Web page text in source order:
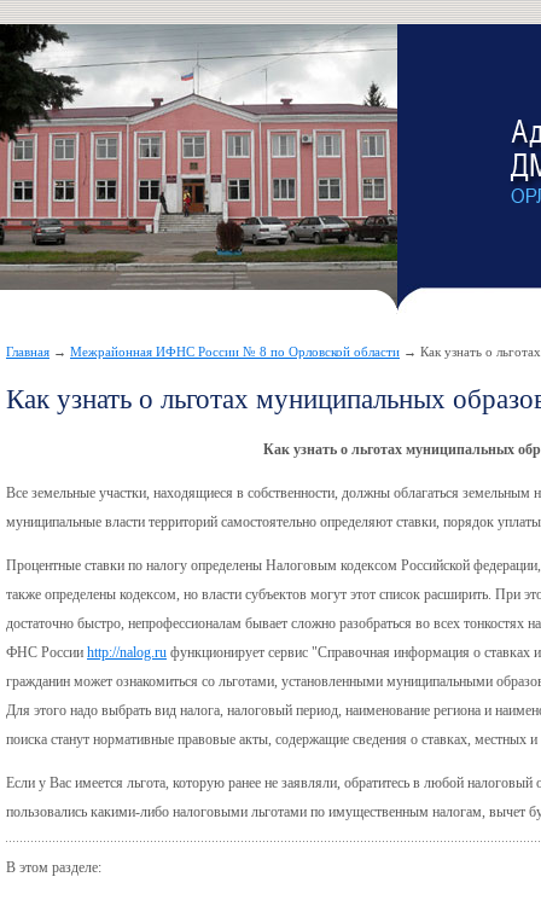
Главная → Межрайонная ИФНС России № 8 по Орловской области → Как узнать о
Как узнать о льготах муниципальных
Как узнать о льготах муниципальных
Все земельные участки, находящиеся в собственности, должны облагаться
муниципальные власти территорий самостоятельно определяют ставки, порядок
Процентные ставки по налогу определены Налоговым кодексом Российской
также определены кодексом, но власти субъектов могут этот список расширить. При
достаточно быстро, непрофессионалам бывает сложно разобраться во всех тонкостях
ФНС России http://nalog.ru функционирует сервис "Справочная информация о
гражданин может ознакомиться со льготами, установленными муниципальными
Для этого надо выбрать вид налога, налоговый период, наименование региона и
поиска станут нормативные правовые акты, содержащие сведения о ставках, местных
Если у Вас имеется льгота, которую ранее не заявляли, обратитесь в любой
пользовались какими-либо налоговыми льготами по имущественным налогам, вычет
В этом разделе: